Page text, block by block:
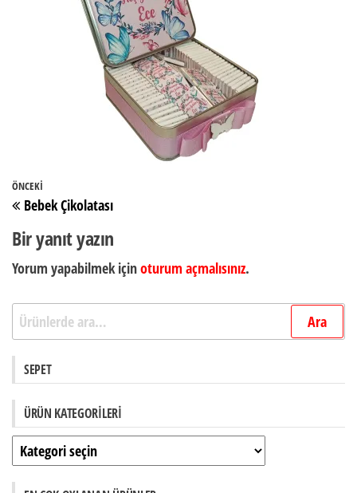
Yazı
gezinmesi
Önceki
Yazı
ÖNCEKI
Bebek Çikolatası
Bir yanıt yazın
Yorum yapabilmek içinoturum açmalısınız.
Ara: Ara
SEPET
ÜRÜN KATEGORILERI